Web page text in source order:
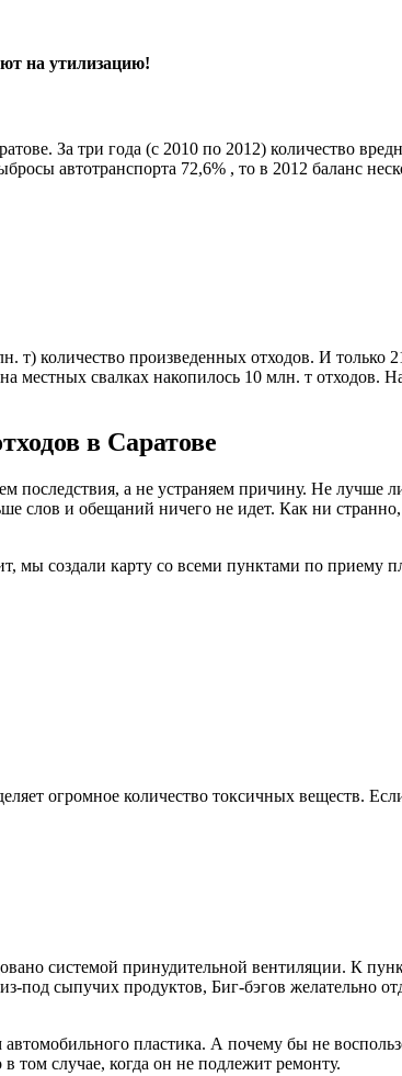
на утилизацию!
За три года (с 2010 по 2012) количество
автотранспорта 72,6% , то в 2012 баланс
т) количество произведенных отходов. И только
местных свалках накопилось 10 млн. т отходов.
в Саратове
последствия, а не устраняем причину. Не
слов и обещаний ничего не идет. Как ни
мы создали карту со всеми пунктами по приему
огромное количество токсичных веществ.
системой принудительной вентиляции. К
сыпучих продуктов, Биг-бэгов желательно
пластика. А почему бы не
том случае, когда он не подлежит ремонту.